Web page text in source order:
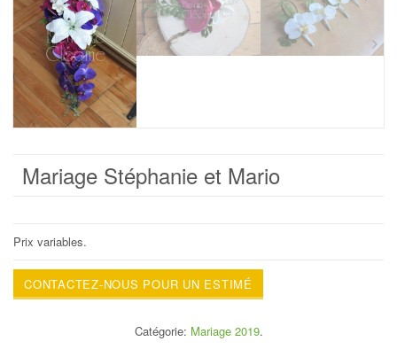
Mariage Stéphanie et Mario
Prix variables.
CONTACTEZ-NOUS POUR UN ESTIMÉ
Catégorie: Mariage 2019.